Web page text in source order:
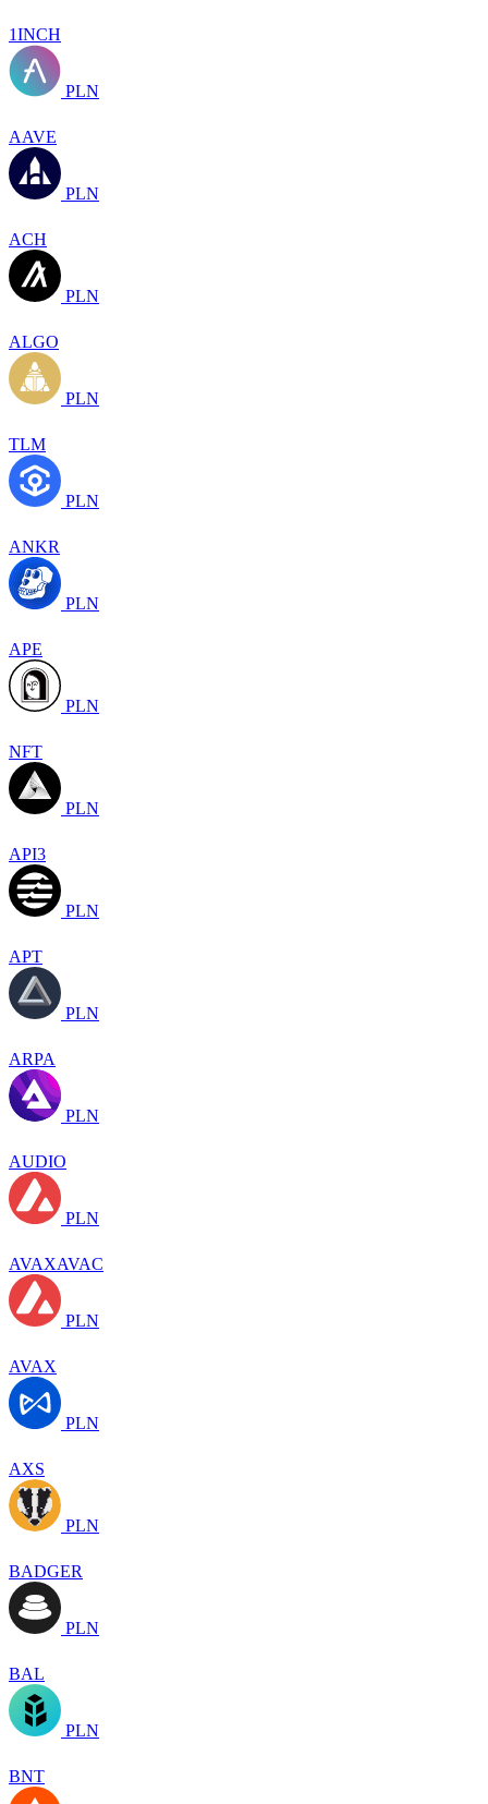
1INCH
PLN
AAVE
PLN
ACH
PLN
ALGO
PLN
TLM
PLN
ANKR
PLN
APE
PLN
NFT
PLN
API3
PLN
APT
PLN
ARPA
PLN
AUDIO
PLN
AVAXAVAC
PLN
AVAX
PLN
AXS
PLN
BADGER
PLN
BAL
PLN
BNT